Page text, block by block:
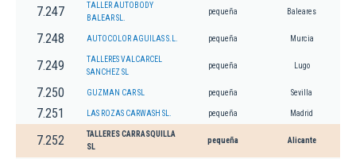
7.247
TALLER AUTOBODY
BALEAR SL.
pequeña Baleares
7.248 AUTOCOLOR AGUILAS S.L. pequeña Murcia
7.249
TALLERES VALCARCEL
SANCHEZ SL
pequeña Lugo
7.250 GUZMAN CAR SL pequeña Sevilla
7.251 LAS ROZAS CARWASH SL. pequeña Madrid
7.252
TALLERES CARRASQUILLA
SL
pequeña Alicante